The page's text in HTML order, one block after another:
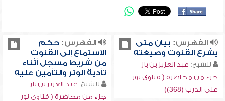
الفهرس: بيان متى
يشرع القنوت وصيغته
للشيخ: عبد العزيز بن باز
جزء من محاضرة ( فتاوى نور
على الدرب (368))
الفهرس:حكم
الاستماع إلى القنوت
من شريط مسجل أثناء
تأدية الوتر والتأمين عليه
للشيخ: عبد العزيز بن باز
جزء من محاضرة ( فتاوى نور